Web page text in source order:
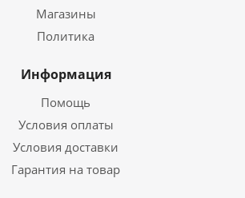
Магазины
Политика
Информация
Помощь
Условия оплаты
Условия доставки
Гарантия на товар